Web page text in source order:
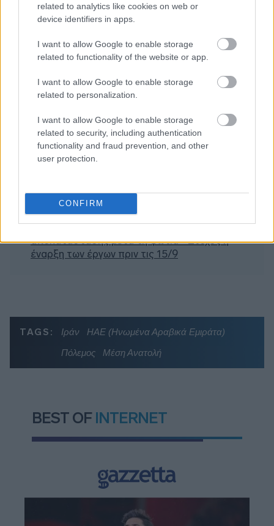
related to analytics like cookies on web or
device identifiers in apps.
I want to allow Google to enable storage
related to functionality of the website or app.
I want to allow Google to enable storage
related to personalization.
I want to allow Google to enable storage
related to security, including authentication
functionality and fraud prevention, and other
user protection.
CONFIRM
Διαβάζονται αυτή τη στιγμή
Η χαμηλή… απόδοση Μητσοτάκη στις
στοιχηματικές - Ποιος επισκέφθηκε τα
πυρόπληκτα ζωάκια - Το μισογεμάτο ποτήρι
του ΣΥΡΙΖΑ
οδικά έργα και τα εκτιμώμενα
χρονοδιαγράμματα
Δυτ. Αττική: Το χρονοδιάγραμμα
αποκατάστασης μετά τη φωτιά - Στόχος η
έναρξη των έργων πριν τις 15/9
TAGS: Ιράν
ΗΑΕ (Ηνωμένα Αραβικά Εμιράτα)
Πόλεμος
Μέση Ανατολή
BEST OF INTERNET